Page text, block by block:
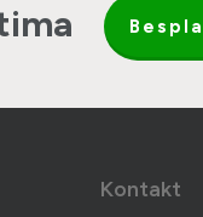
Kontakt